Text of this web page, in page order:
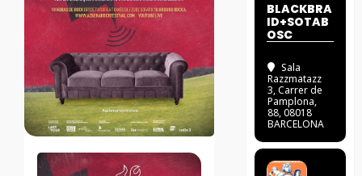
BLACKBRA
ID+SOTAB
OSC
Sala
Razzmatazz
3, Carrer de
Pamplona,
88, 08018
BARCELONA